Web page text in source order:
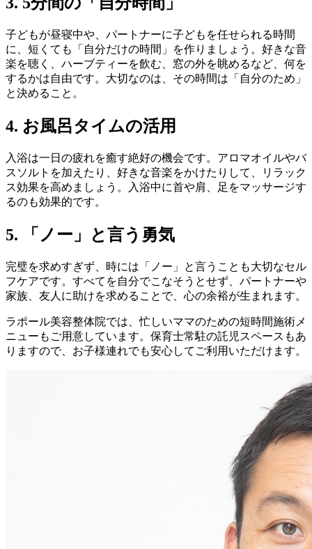
子どもが昼寝中や、パートナーに子どもを任せられる時間
に、短くても「自分だけの時間」を作りましょう。好きな音
楽を聴く、ハーブティーを飲む、窓の外を眺めるなど、何を
するかは自由です。大切なのは、その時間は「自分のため」
と決めること。
4. お風呂タイムの活用
入浴は一日の疲れを癒す絶好の機会です。アロマオイルやバ
スソルトを加えたり、好きな音楽をかけたりして、リラック
ス効果を高めましょう。入浴中に首や肩、足をマッサージす
るのも効果的です。
5. 「ノー」と言う勇気
完璧を求めすぎず、時には「ノー」と言うことも大切なセル
フケアです。すべてを自分でこなそうとせず、パートナーや
家族、友人に助けを求めることで、心の余裕が生まれます。
ラポール美容整体院では、忙しいママのための短時間施術メ
ニューもご用意しています。保育士常駐の託児スペースもあ
りますので、お子様連れでも安心してご利用いただけます。